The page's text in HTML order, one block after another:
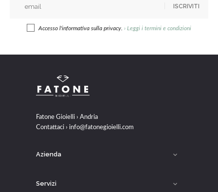
ISCRIVITI
Accesso l'informativa sulla privacy. › Leggi i termini e condizioni
Fatone Gioielli › Andria
Contattaci › info@fatonegioielli.com
Azienda 
Servizi 